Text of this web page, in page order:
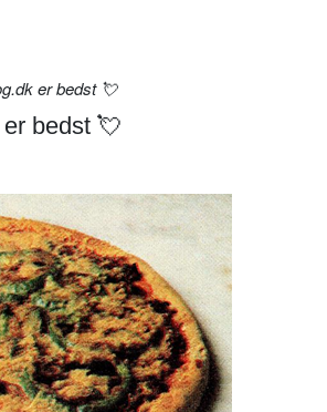
er bedst 💘
bedst 💘